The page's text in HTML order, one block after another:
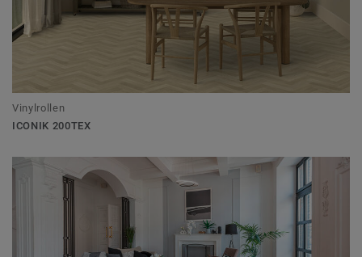
Vinylrollen
ICONIK 200TEX